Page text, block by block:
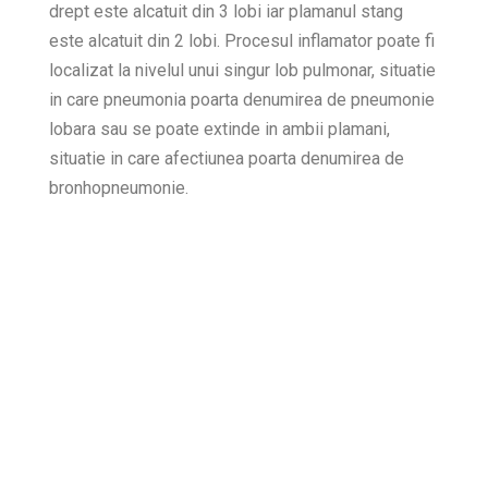
drept este alcatuit din 3 lobi iar plamanul stang
este alcatuit din 2 lobi. Procesul inflamator poate fi
localizat la nivelul unui singur lob pulmonar, situatie
in care pneumonia poarta denumirea de pneumonie
lobara sau se poate extinde in ambii plamani,
situatie in care afectiunea poarta denumirea de
bronhopneumonie.